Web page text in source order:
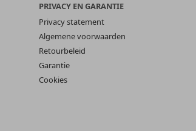
PRIVACY EN GARANTIE
Privacy statement
Algemene voorwaarden
Retourbeleid
Garantie
Cookies